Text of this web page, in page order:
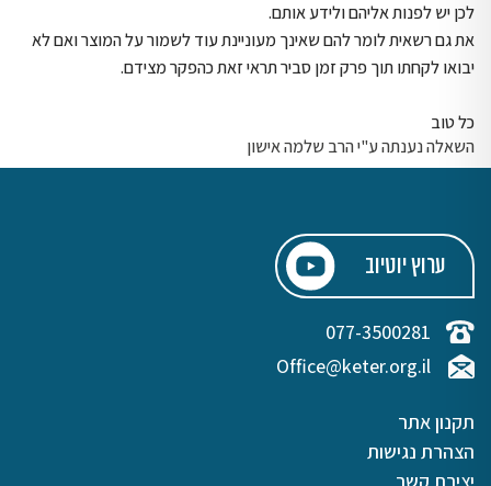
לכן יש לפנות אליהם ולידע אותם.
את גם רשאית לומר להם שאינך מעוניינת עוד לשמור על המוצר ואם לא
יבואו לקחתו תוך פרק זמן סביר תראי זאת כהפקר מצידם.
כל טוב
השאלה נענתה ע"י הרב שלמה אישון
ערוץ יוטיוב
077-3500281
Office@keter.org.il
תקנון אתר
הצהרת נגישות